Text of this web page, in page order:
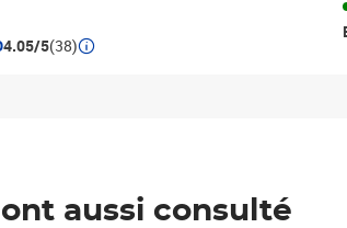
4.05/5(38)
aussi consulté